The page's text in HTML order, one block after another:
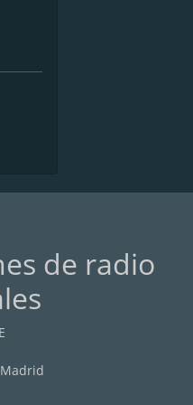
de radio